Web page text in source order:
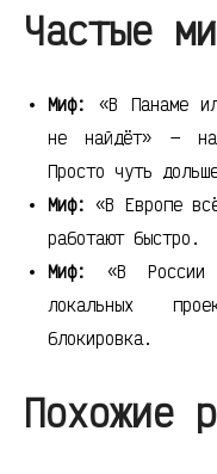
Частые
Миф:
«В Панаме
не найдёт» —
Просто чуть
Миф: «В Европе
работают быстро.
Миф:
«В России
локальных
блокировка.
Похожие